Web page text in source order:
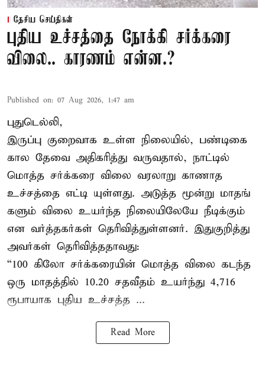
தேசிய செய்திகள்
புதிய உச்சத்தை நோக்கி சர்க்கரை
விலை.. காரணம் என்ன.?
Published on: 07 Aug 2026, 1:47 am
புதுடெல்லி,
இருப்பு குறைவாக உள்ள நிலையில், பண்டிகை
கால தேவை அதிகரித்து வருவதால், நாட்டில்
மொத்த சர்க்கரை விலை வரலாறு காணாத
உச்சத்தை எட்டி யுள்ளது. அடுத்த மூன்று மாதங்
களும் விலை உயர்ந்த நிலையிலேயே நீடிக்கும்
என வர்த்தகர்கள் தெரிவித்துள்ளனர். இதுகுறித்து
அவர்கள் தெரிவித்ததாவது:
“100 கிலோ சர்க்கரையின் மொத்த விலை கடந்த
ஒரு மாதத்தில் 10.20 சதவீதம் உயர்ந்து 4,716
ரூபாயாக புதிய உச்சத்த ...
Read More